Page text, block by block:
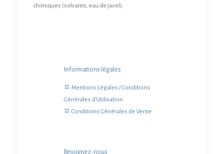
chimiques (solvants, eau de javel).
Informations légales
Mentions Légales / Conditions
Générales d’Utilisation
Conditions Générales de Vente
Rejoignez-nous